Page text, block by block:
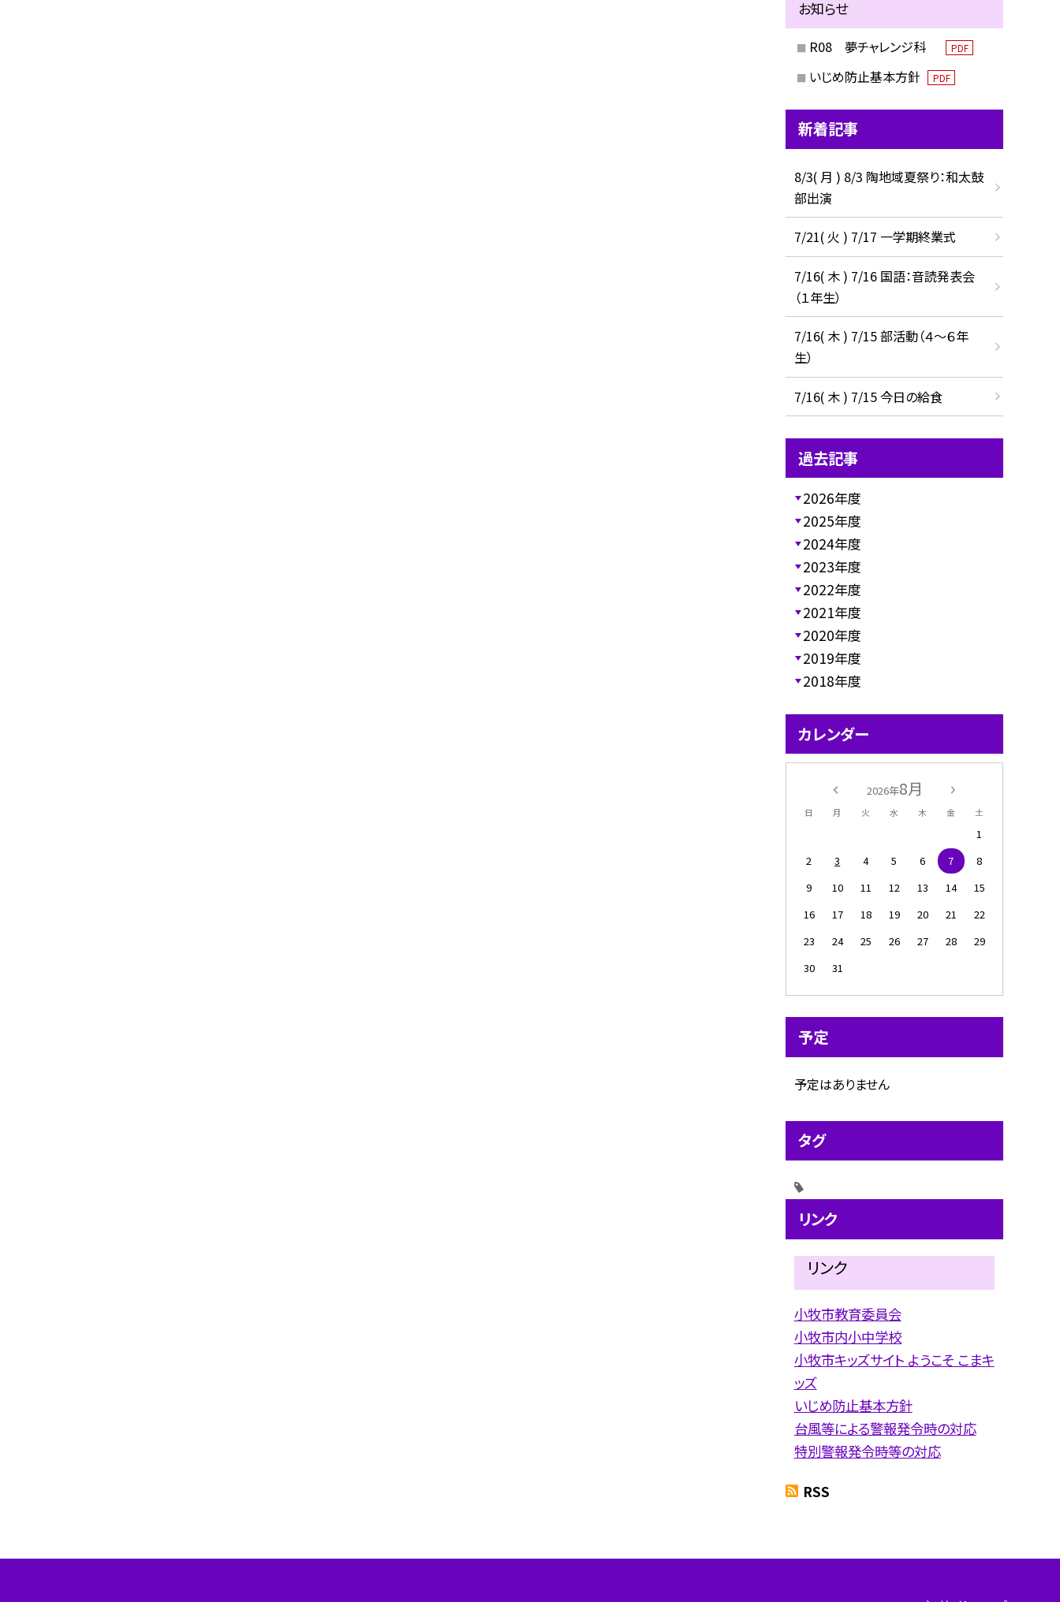
お知らせ
R08 夢チャレンジ科 PDF
いじめ防止基本方針 PDF
新着記事
8/3( 月 ) 8/3 陶地域夏祭り：和太鼓
部出演
7/21( 火 ) 7/17 一学期終業式
7/16( 木 ) 7/16 国語：音読発表会
（１年生）
7/16( 木 ) 7/15 部活動（４～６年
生）
7/16( 木 ) 7/15 今日の給食
過去記事
2026年度
2025年度
2024年度
2023年度
2022年度
2021年度
2020年度
2019年度
2018年度
カレンダー
2026年8月
日 月 火 水 木 金 土
1
2
3 4 5 6 7
8
9
10 11 12 13 14
15
16
17 18 19 20 21
22
23
24 25 26 27 28
29
30
31
予定
予定はありません
タグ
リンク
リンク
小牧市教育委員会
小牧市内小中学校
小牧市キッズサイト ようこそ こまキ
ッズ
いじめ防止基本方針
台風等による警報発令時の対応
特別警報発令時等の対応
RSS